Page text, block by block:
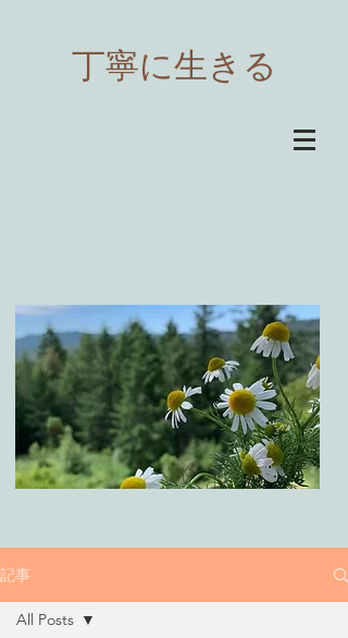
​丁寧に生きる
記事
All Posts